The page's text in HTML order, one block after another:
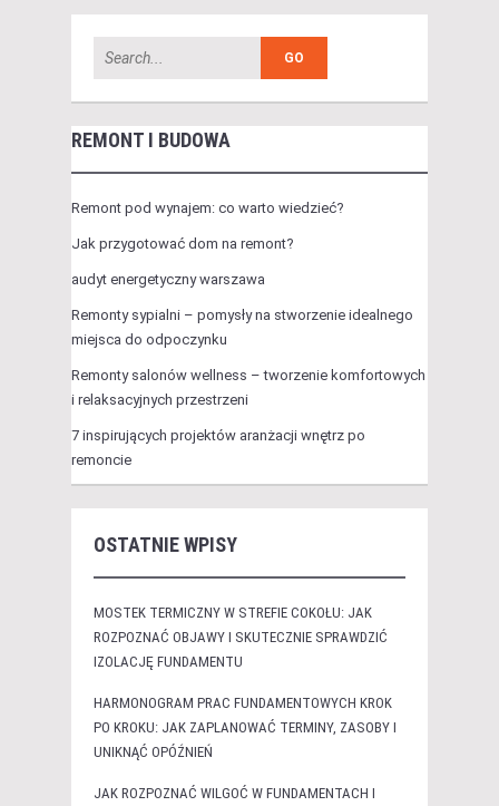
REMONT I BUDOWA
Remont pod wynajem: co warto wiedzieć?
Jak przygotować dom na remont?
audyt energetyczny warszawa
Remonty sypialni – pomysły na stworzenie idealnego
miejsca do odpoczynku
Remonty salonów wellness – tworzenie komfortowych
i relaksacyjnych przestrzeni
7 inspirujących projektów aranżacji wnętrz po
remoncie
OSTATNIE WPISY
MOSTEK TERMICZNY W STREFIE COKOŁU: JAK
ROZPOZNAĆ OBJAWY I SKUTECZNIE SPRAWDZIĆ
IZOLACJĘ FUNDAMENTU
HARMONOGRAM PRAC FUNDAMENTOWYCH KROK
PO KROKU: JAK ZAPLANOWAĆ TERMINY, ZASOBY I
UNIKNĄĆ OPÓŹNIEŃ
JAK ROZPOZNAĆ WILGOĆ W FUNDAMENTACH I